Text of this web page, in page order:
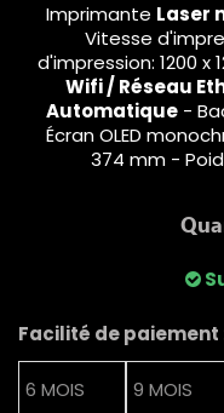
Imprimante Laser
Vitesse
d'impression: 1200
Wifi / Réseau
Automatique -
Écran OLED
374 mm -
Facilité de paiement
6 MOIS 9 MOIS